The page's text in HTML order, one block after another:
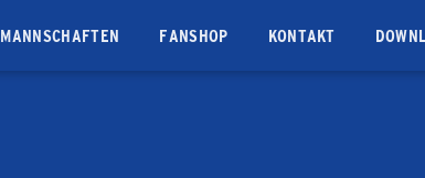
MANNSCHAFTEN FANSHOP KONTAKT